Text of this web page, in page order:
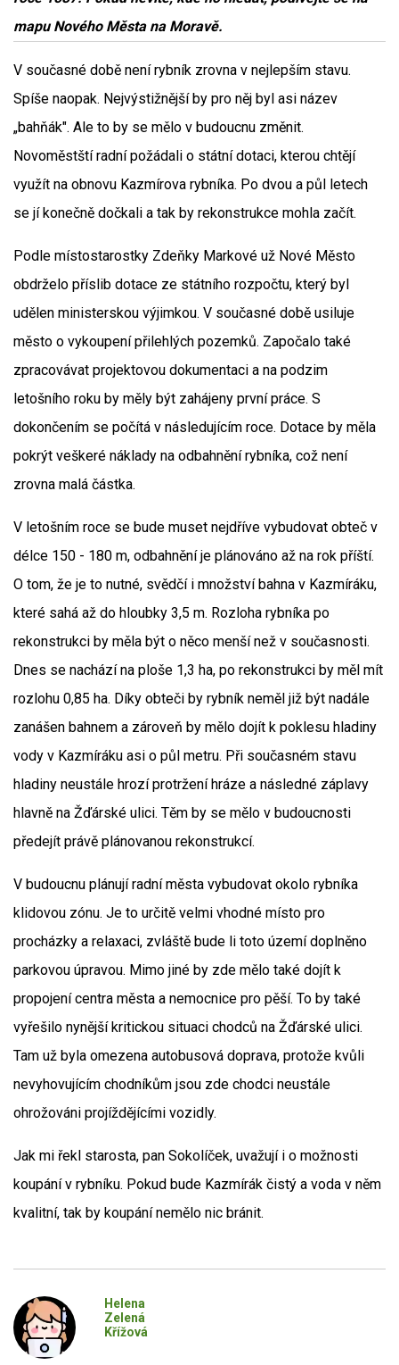
mapu Nového Města na Moravě.
V současné době není rybník zrovna v nejlepším stavu.
Spíše naopak. Nejvýstižnější by pro něj byl asi název
„bahňák". Ale to by se mělo v budoucnu změnit.
Novoměstští radní požádali o státní dotaci, kterou chtějí
využít na obnovu Kazmírova rybníka. Po dvou a půl letech
se jí konečně dočkali a tak by rekonstrukce mohla začít.
Podle místostarostky Zdeňky Markové už Nové Město
obdrželo příslib dotace ze státního rozpočtu, který byl
udělen ministerskou výjimkou. V současné době usiluje
město o vykoupení přilehlých pozemků. Započalo také
zpracovávat projektovou dokumentaci a na podzim
letošního roku by měly být zahájeny první práce. S
dokončením se počítá v následujícím roce. Dotace by měla
pokrýt veškeré náklady na odbahnění rybníka, což není
zrovna malá částka.
V letošním roce se bude muset nejdříve vybudovat obteč v
délce 150 - 180 m, odbahnění je plánováno až na rok příští.
O tom, že je to nutné, svědčí i množství bahna v Kazmíráku,
které sahá až do hloubky 3,5 m. Rozloha rybníka po
rekonstrukci by měla být o něco menší než v současnosti.
Dnes se nachází na ploše 1,3 ha, po rekonstrukci by měl mít
rozlohu 0,85 ha. Díky obteči by rybník neměl již být nadále
zanášen bahnem a zároveň by mělo dojít k poklesu hladiny
vody v Kazmíráku asi o půl metru. Při současném stavu
hladiny neustále hrozí protržení hráze a následné záplavy
hlavně na Žďárské ulici. Těm by se mělo v budoucnosti
předejít právě plánovanou rekonstrukcí.
V budoucnu plánují radní města vybudovat okolo rybníka
klidovou zónu. Je to určitě velmi vhodné místo pro
procházky a relaxaci, zvláště bude li toto území doplněno
parkovou úpravou. Mimo jiné by zde mělo také dojít k
propojení centra města a nemocnice pro pěší. To by také
vyřešilo nynější kritickou situaci chodců na Žďárské ulici.
Tam už byla omezena autobusová doprava, protože kvůli
nevyhovujícím chodníkům jsou zde chodci neustále
ohrožováni projíždějícími vozidly.
Jak mi řekl starosta, pan Sokolíček, uvažují i o možnosti
koupání v rybníku. Pokud bude Kazmírák čistý a voda v něm
kvalitní, tak by koupání nemělo nic bránit.
Helena
Zelená
Křížová